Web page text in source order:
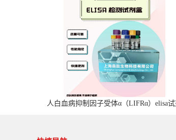
人白血病抑制因子受体α（LIFRα）elisa试